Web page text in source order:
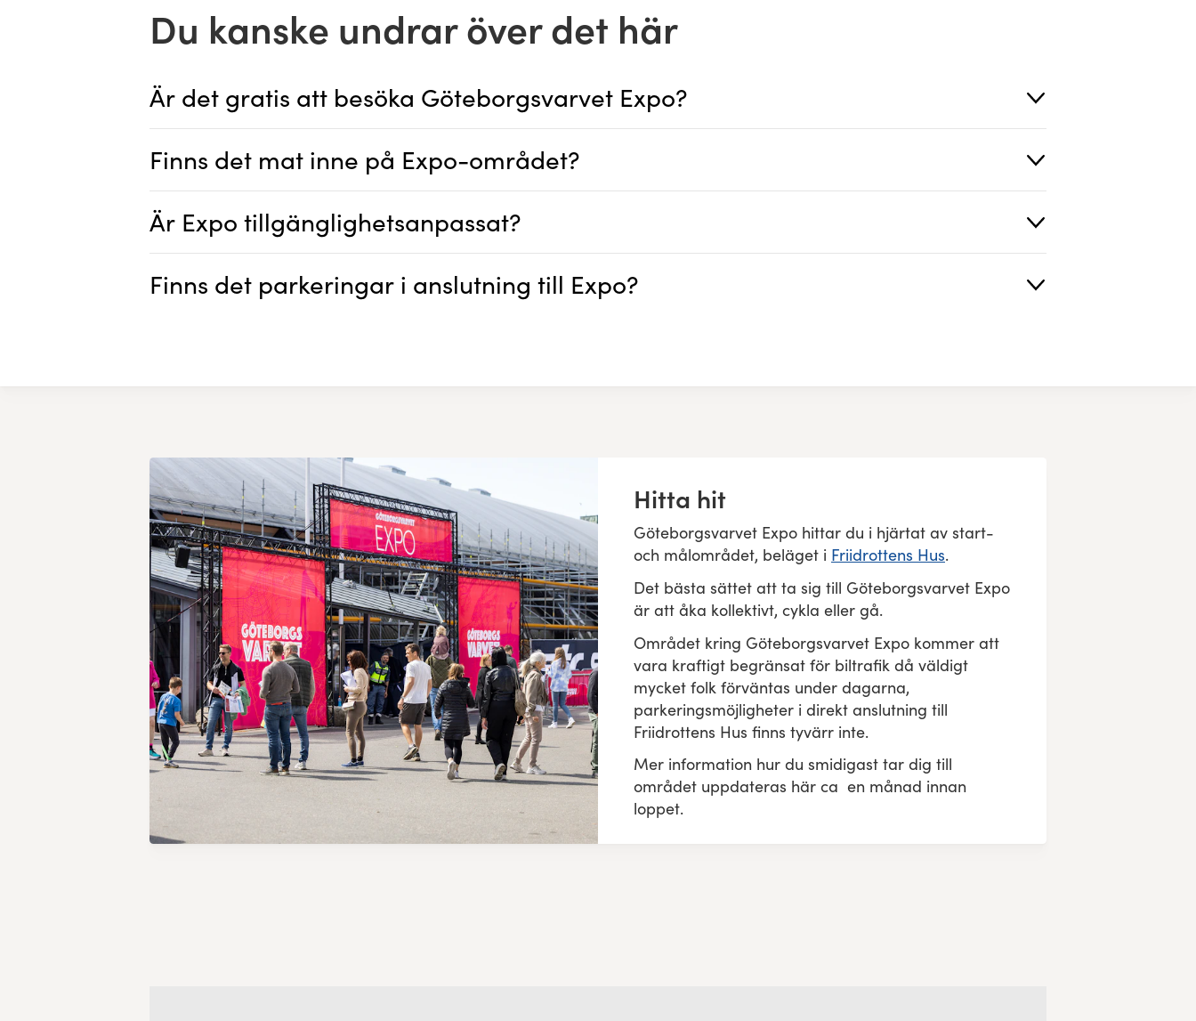
Du kanske undrar över det här
Är det gratis att besöka Göteborgsvarvet Expo?
Finns det mat inne på Expo-området?
Är Expo tillgänglighetsanpassat?
Finns det parkeringar i anslutning till Expo?
Hitta hit
Göteborgsvarvet Expo hittar du i hjärtat av start-
och målområdet, beläget i Friidrottens Hus.
Det bästa sättet att ta sig till Göteborgsvarvet Expo
är att åka kollektivt, cykla eller gå.
Området kring Göteborgsvarvet Expo kommer att
vara kraftigt begränsat för biltrafik då väldigt
mycket folk förväntas under dagarna,
parkeringsmöjligheter i direkt anslutning till
Friidrottens Hus finns tyvärr inte.
Mer information hur du smidigast tar dig till
området uppdateras här ca en månad innan
loppet.